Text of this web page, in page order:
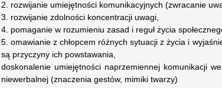
2. rozwijanie umiejętności komunikacyjnych (zwracanie
3. rozwijanie zdolności koncentracji uwagi,
4. pomaganie w rozumieniu zasad i reguł życia
5. omawianie z chłopcem różnych sytuacji z życia i
są przyczyny ich powstawania,
doskonalenie umiejętności naprzemiennej komunikacji
niewerbalnej (znaczenia gestów, mimiki twarzy)